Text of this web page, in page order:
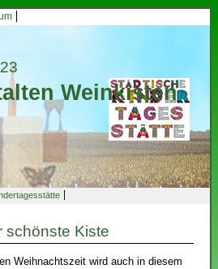
Weinkisten
schönste Kiste
Weihnachtszeit wird auch in diesem